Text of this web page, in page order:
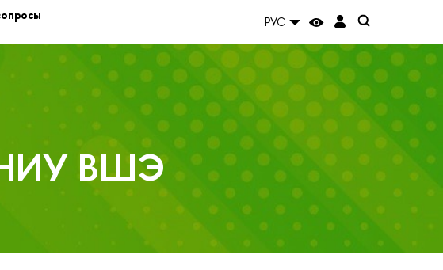
РУС
НИУ ВШЭ